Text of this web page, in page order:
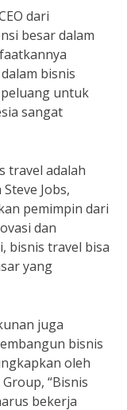
dari
besar dalam
bisnis
untuk
sangat
travel adalah
Jobs,
pemimpin dari
dan
bisnis travel bisa
yang
juga
bisnis
oleh
“Bisnis
bekerja